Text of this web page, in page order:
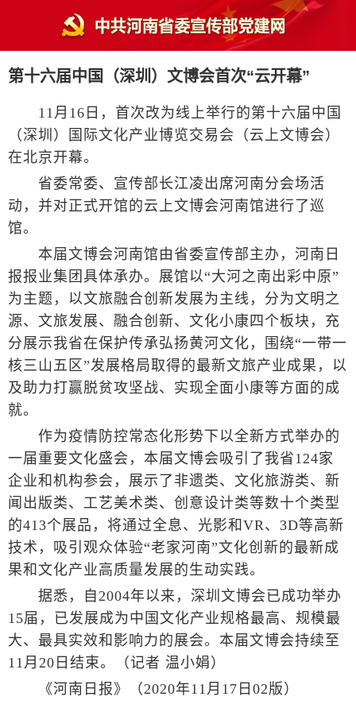
第十六届中国（深圳）文博会首次“云开幕”
11月16日，首次改为线上举行的第十六届中国
（深圳）国际文化产业博览交易会（云上文博会）
在北京开幕。
省委常委、宣传部长江凌出席河南分会场活
动，并对正式开馆的云上文博会河南馆进行了巡
馆。
本届文博会河南馆由省委宣传部主办，河南日
报报业集团具体承办。展馆以“大河之南出彩中原”
为主题，以文旅融合创新发展为主线，分为文明之
源、文旅发展、融合创新、文化小康四个板块，充
分展示我省在保护传承弘扬黄河文化，围绕“一带一
核三山五区”发展格局取得的最新文旅产业成果，以
及助力打赢脱贫攻坚战、实现全面小康等方面的成
就。
作为疫情防控常态化形势下以全新方式举办的
一届重要文化盛会，本届文博会吸引了我省124家
企业和机构参会，展示了非遗类、文化旅游类、新
闻出版类、工艺美术类、创意设计类等数十个类型
的413个展品，将通过全息、光影和VR、3D等高新
技术，吸引观众体验“老家河南”文化创新的最新成
果和文化产业高质量发展的生动实践。
据悉，自2004年以来，深圳文博会已成功举办
15届，已发展成为中国文化产业规格最高、规模最
大、最具实效和影响力的展会。本届文博会持续至
11月20日结束。（记者 温小娟）
《河南日报》（2020年11月17日02版）